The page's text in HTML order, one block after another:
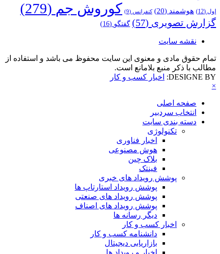
اول (12) هوشمند (20) کنفرانس (9) کوروش جم (279)
گزارش تصویری (57) گفتگو (16)
نقشه سایت
تمام حقوق مادی و معنوی این سایت محفوظ می باشد و استفاده از
مطالب با ذکر منبع بلامانع است.
DESIGNE BY:
اخبار کسب و کار
×
صفحه اصلی
انتخاب سردبیر
دسته بندی سایت
تکنولوژی
اخبار فناوری
هوش مصنوعی
بلاک چین
فینتک
پوشش رویداد های خبری
پوشش رویداد استارتاپ ها
پوشش رویداد های صنعتی
پوشش رویداد های اصناف
دیگر رسانه ها
اخبار کسب و کار
دانشنامه کسب و کار
بازاریابی دیجیتال
اخبار و رویداد ها